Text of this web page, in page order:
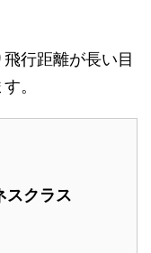
行距離が長い目
。
スクラス